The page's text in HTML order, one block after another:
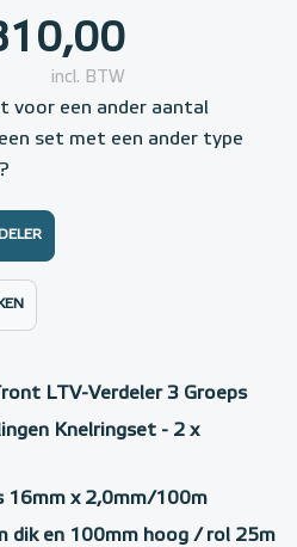
incl. BTW
voor een ander aantal
set met een ander type
LTV-Verdeler 3 Groeps
Knelringset - 2 x
16mm x 2,0mm/100m
dik en 100mm hoog / rol 25m